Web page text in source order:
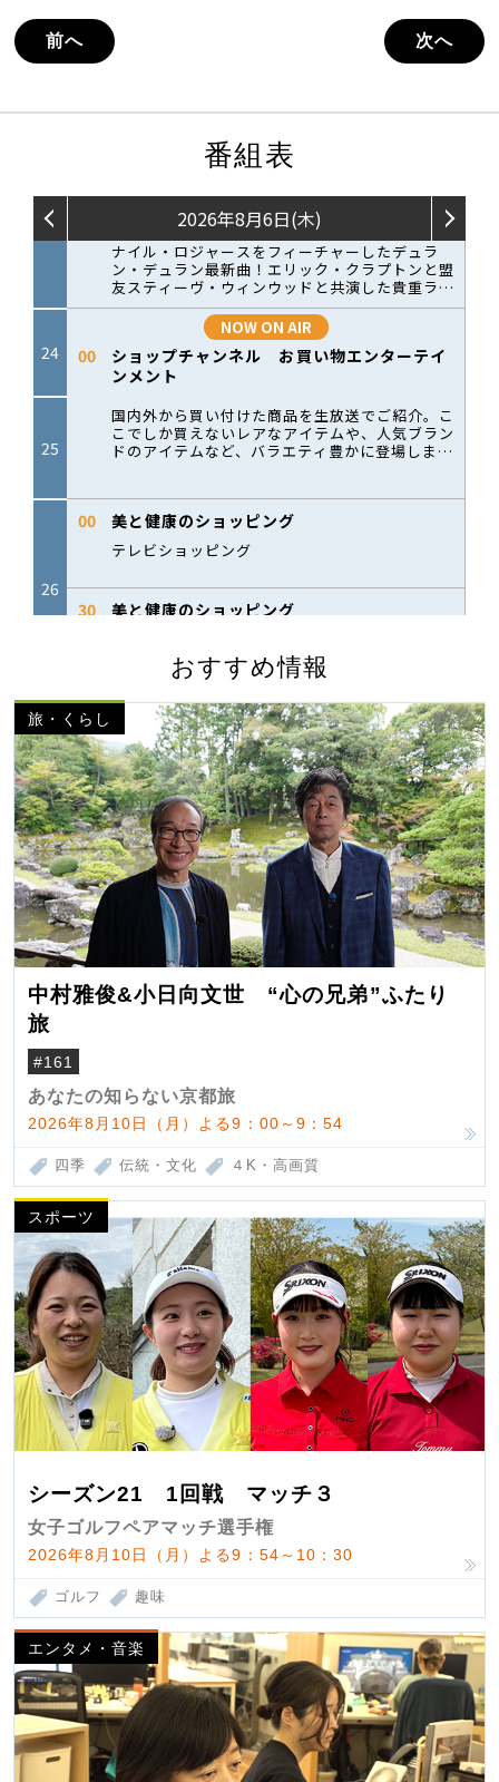
前へ 次へ
番組表
おすすめ情報
旅・くらし
中村雅俊&小日向文世 “心の兄弟”ふたり
旅
#161
あなたの知らない京都旅
2026年8月10日（月）よる9：00～9：54
四季 伝統・文化 ４K・高画質
スポーツ
シーズン21 1回戦 マッチ３
女子ゴルフペアマッチ選手権
2026年8月10日（月）よる9：54～10：30
ゴルフ 趣味
エンタメ・音楽